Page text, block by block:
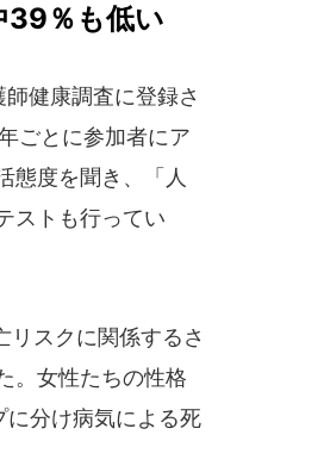
39％も低い
健康調査に登録さ
ごとに参加者にア
態度を聞き、「人
ストも行ってい
スクに関係するさ
。女性たちの性格
分け病気による死